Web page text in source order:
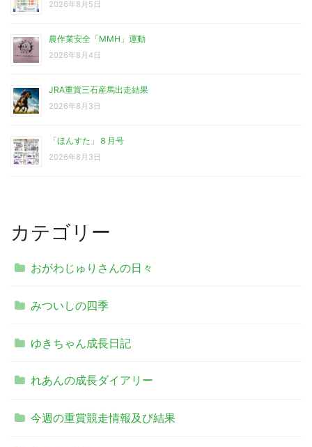
2026年8月5日
農作業安全「MMH」運動
2026年8月4日
JRA重賞三石産馬出走結果
2026年8月3日
「ほんすた」８月号
2026年8月3日
カテゴリー
おがわじゅりさんの日々
みついしの四季
ゆきちゃん成長日記
れあんの成長ダイアリー
今週の重賞競走情報及び結果